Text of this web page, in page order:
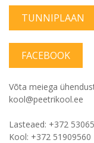
TUNNIPLAAN
FACEBOOK
Võta meiega
kool@peetrikool.ee
Lasteaed: +372
Kool: +372 51909560